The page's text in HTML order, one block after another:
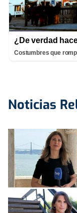
¿De verdad
Costumbres que
Noticias